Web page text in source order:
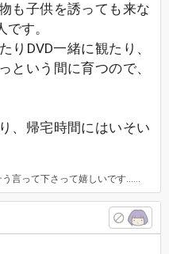
も子供を誘っても来な
す。
りDVD一緒に観たり、
という間に育つので、
、帰宅時間にはいそい
は子供が巣立った後、夫婦2人で何処かに行きたいと思っていたのですが、今はそんな事できないと思い始めてます…。もう少し旦那とのコミュニケーションを取ろうと思います！